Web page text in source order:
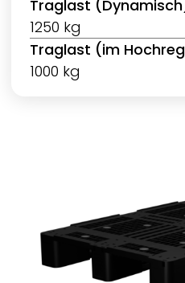
Traglast
1250 kg
Traglast (im
1000 kg